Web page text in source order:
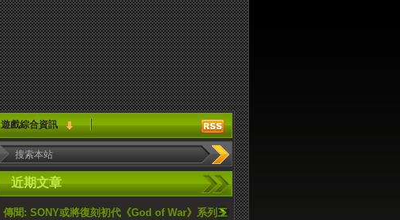
遊戲綜合資訊
近期文章
傳聞: SONY或將復刻初代《God of War》系列三